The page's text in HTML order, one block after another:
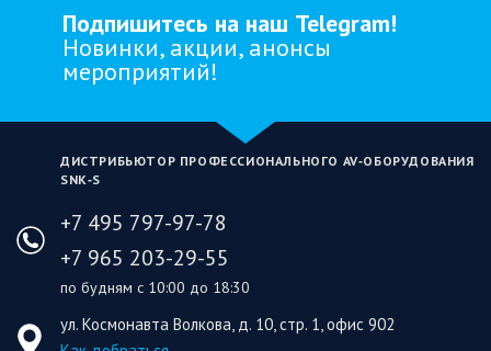
Подпишитесь на наш Telegram!
Новинки, акции, анонсы
мероприятий!
ДИСТРИБЬЮТОР ПРОФЕССИОНАЛЬНОГО AV‑ОБОРУДОВАНИЯ
SNK‑S
+7 495 797-97-78
+7 965 203-29-55
по будням с 10:00 до 18:30
ул. Космонавта Волкова, д. 10, стр. 1, офис 902